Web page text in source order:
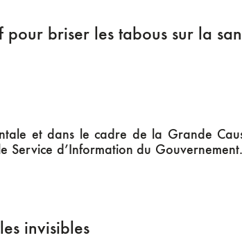
pour briser les tabous sur la
et dans le cadre de la Grande
d’Information du
invisibles